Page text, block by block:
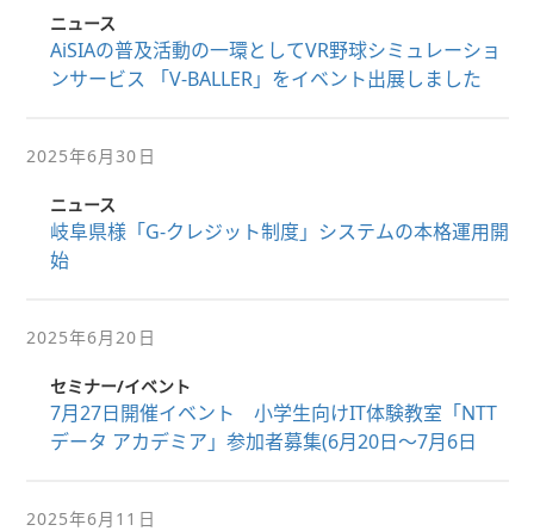
ニュース
AiSIAの普及活動の一環としてVR野球シミュレーショ
ンサービス 「V-BALLER」をイベント出展しました
2025年6月30日
ニュース
岐阜県様「G-クレジット制度」システムの本格運用開
始
2025年6月20日
セミナー/イベント
7月27日開催イベント 小学生向けIT体験教室「NTT
データ アカデミア」参加者募集(6月20日～7月6日
2025年6月11日